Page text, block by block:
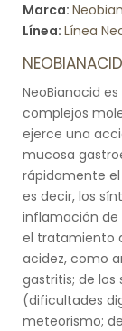
Marca:
Línea: Línea
NeoBianacid
complejos
ejerce una
mucosa
rápidamente el
es decir, los
inflamación de
el tratamiento
acidez, como
gastritis; de los
(dificultades
meteorismo;